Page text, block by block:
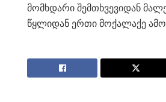
მომხდარი შემთხვევიდან
წყლიდან ერთი მოქალაქე